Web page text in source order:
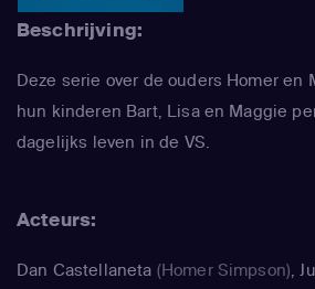
Beschrijving:
Deze serie over de ouders Homer en
hun kinderen Bart, Lisa en Maggie
dagelijks leven in de VS.
Acteurs:
Dan Castellaneta (Homer Simpson),